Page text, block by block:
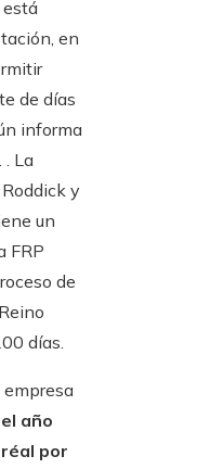
está
en
de días
informa
La
y
un
FRP
de
días.
año
por